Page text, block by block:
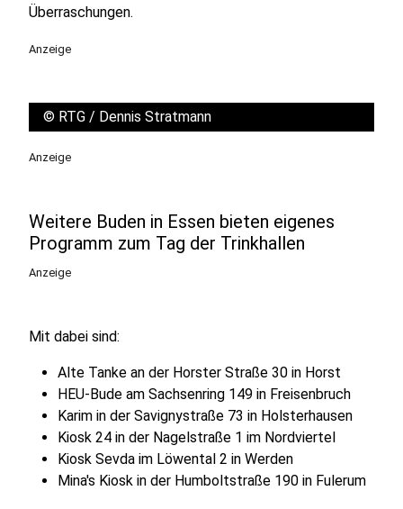
Überraschungen.
Anzeige
© RTG / Dennis Stratmann
Anzeige
Weitere Buden in Essen bieten eigenes
Programm zum Tag der Trinkhallen
Anzeige
Mit dabei sind:
Alte Tanke an der Horster Straße 30 in Horst
HEU-Bude am Sachsenring 149 in Freisenbruch
Karim in der Savignystraße 73 in Holsterhausen
Kiosk 24 in der Nagelstraße 1 im Nordviertel
Kiosk Sevda im Löwental 2 in Werden
Mina's Kiosk in der Humboltstraße 190 in Fulerum